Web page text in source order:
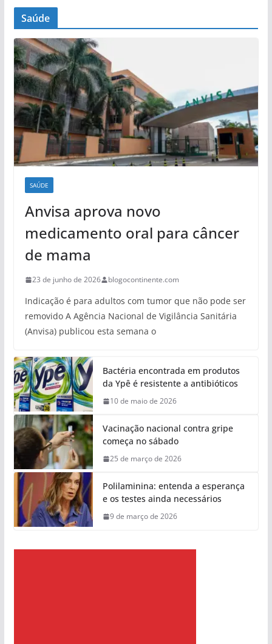
Saúde
SAÚDE
Anvisa aprova novo
medicamento oral para câncer
de mama
23 de junho de 2026 blogocontinente.com
Indicação é para adultos com tumor que não pode ser
removido A Agência Nacional de Vigilância Sanitária
(Anvisa) publicou esta semana o
Bactéria encontrada em produtos
da Ypê é resistente a antibióticos
10 de maio de 2026
Vacinação nacional contra gripe
começa no sábado
25 de março de 2026
Polilaminina: entenda a esperança
e os testes ainda necessários
9 de março de 2026